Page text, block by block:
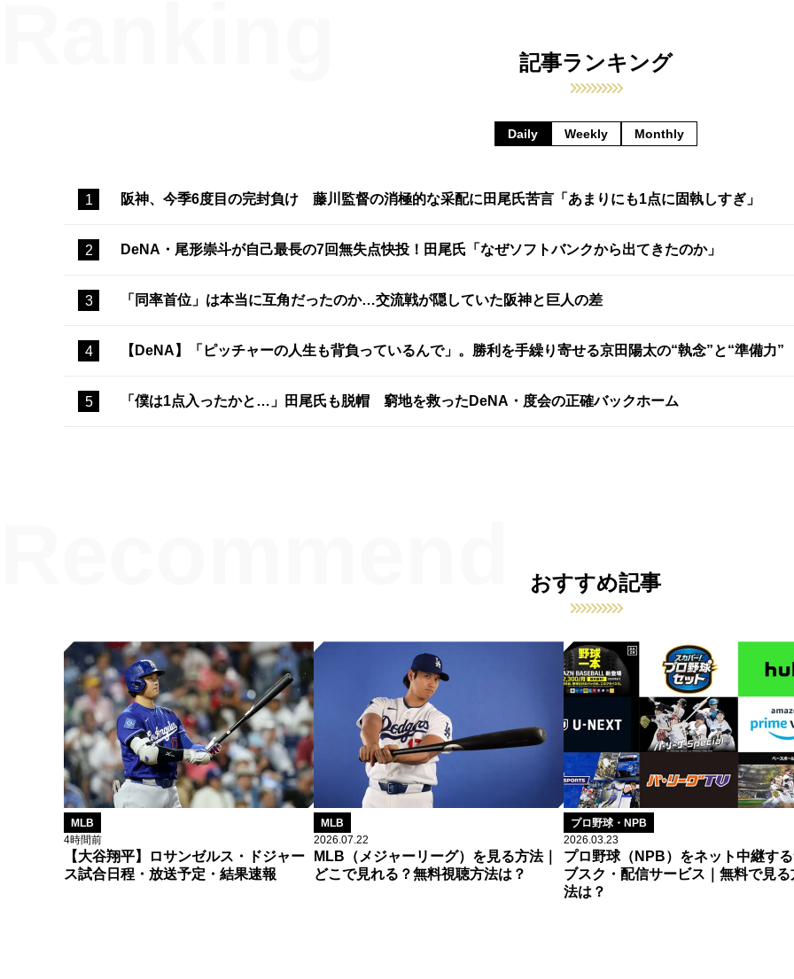
記事ランキング
Daily Weekly Monthly
阪神、今季6度目の完封負け 藤川監督の消極的な采配に田尾氏苦言「あまりにも1点に固執しすぎ」
DeNA・尾形崇斗が自己最長の7回無失点快投！田尾氏「なぜソフトバンクから出てきたのか」
「同率首位」は本当に互角だったのか…交流戦が隠していた阪神と巨人の差
【DeNA】「ピッチャーの人生も背負っているんで」。勝利を手繰り寄せる京田陽太の“執念”と“準備力”
「僕は1点入ったかと…」田尾氏も脱帽 窮地を救ったDeNA・度会の正確バックホーム
おすすめ記事
MLB
4時間前
【大谷翔平】ロサンゼルス・ドジャー
ス試合日程・放送予定・結果速報
MLB
2026.07.22
MLB（メジャーリーグ）を見る方法｜
どこで見れる？無料視聴方法は？
プロ野球・NPB
2026.03.23
プロ野球（NPB）をネット中継す
ブスク・配信サービス｜無料で見る
法は？